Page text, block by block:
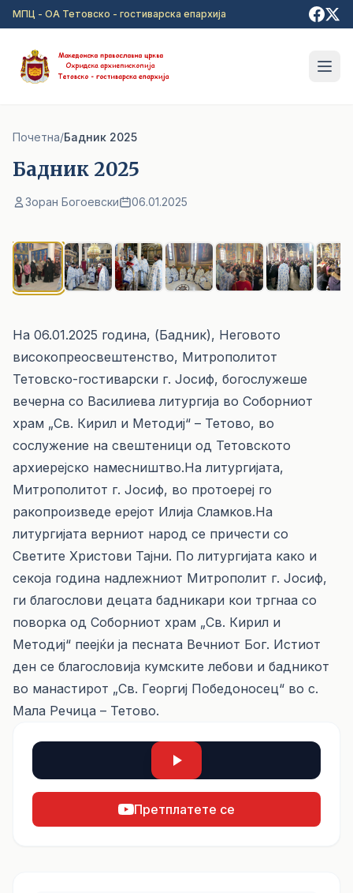
Прејди на главна содржина
МПЦ - ОА Тетовско - гостиварска епархија
Почетна/Бадник 2025
Бадник 2025
Зоран Богоевски 06.01.2025
На 06.01.2025 година, (Бадник), Неговото
високопреосвештенство, Митрополитот
Тетовско-гостиварски г. Јосиф, богослужеше
вечерна со Василиева литургија во Соборниот
храм „Св. Кирил и Методиј“ – Тетово, во
сослужение на свештеници од Тетовското
архиерејско намесништво.На литургијата,
Митрополитот г. Јосиф, во протоереј го
ракопроизведе ерејот Илија Сламков.На
литургијата верниот народ се причести со
Светите Христови Тајни. По литургијата како и
секоја година надлежниот Митрополит г. Јосиф,
ги благослови децата бадникари кои тргнаа со
поворка од Соборниот храм „Св. Кирил и
Методиј“ пеејќи ја песната Вечниот Бог. Истиот
ден се благословија кумските лебови и бадникот
во манастирот „Св. Георгиј Победоносец“ во с.
Мала Речица – Тетово.
Претплатете се